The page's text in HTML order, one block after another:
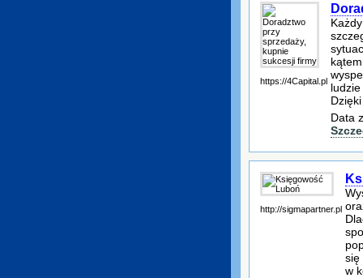
https://4Capital.pl
Data
http://sigmapartner.pl
się
w